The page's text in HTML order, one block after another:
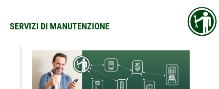
SERVIZI DI MANUTENZIONE